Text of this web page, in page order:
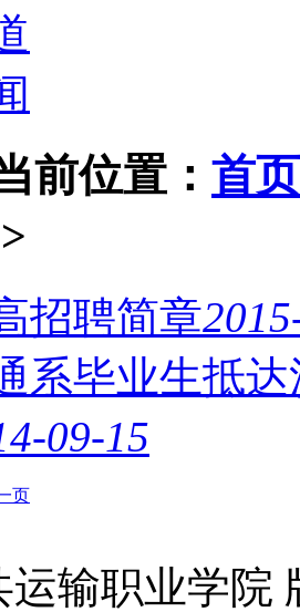
前位置： 首页
招聘简章
系毕业生抵
09-15
页
运输职业学院